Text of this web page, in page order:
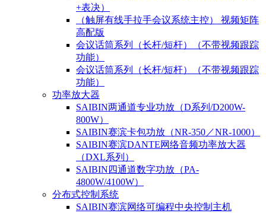
+表决）
（触屏有线手拉手会议系统主控） 视频矩阵
高配版
会议话筒系列（长杆/短杆）（不带视频跟踪
功能）
会议话筒系列（长杆/短杆）（不带视频跟踪
功能）
功率放大器
SAIBIN两通道专业功放（D系列/D200W-
800W）
SAIBIN赛滨卡包功放（NR-350／NR-1000）
SAIBIN赛滨DANTE网络音频功率放大器
（DXL系列）
SAIBIN四通道数字功放（PA-
4800W/4100W）
分布式控制系统
SAIBIN赛滨网络可编程中央控制主机